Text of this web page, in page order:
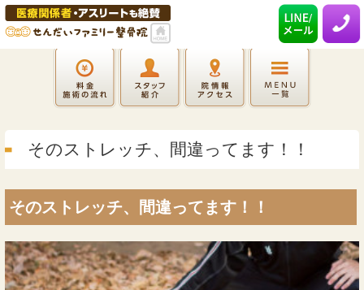
そのストレッチ、間違ってます！！
そのストレッチ、間違ってます！！